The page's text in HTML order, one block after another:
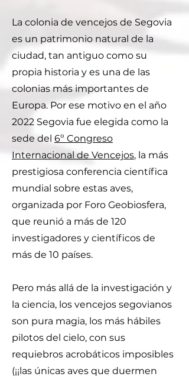
La colonia de vencejos de Segovia
es un patrimonio natural de la
ciudad, tan antiguo como su
propia historia y es una de las
colonias más importantes de
Europa. Por ese motivo en el año
2022 Segovia fue elegida como la
sede del 6º Congreso
Internacional de Vencejos, la más
prestigiosa conferencia científica
mundial sobre estas aves,
organizada por Foro Geobiosfera,
que reunió a más de 120
investigadores y científicos de
más de 10 países.
Pero más allá de la investigación y
la ciencia, los vencejos segovianos
son pura magia, los más hábiles
pilotos del cielo, con sus
requiebros acrobáticos imposibles
(¡¡las únicas aves que duermen